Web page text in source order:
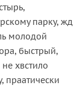
парку, жд
молодой
быстрый,
хвстило